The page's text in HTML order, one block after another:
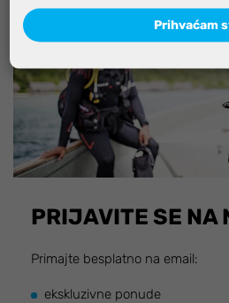
PRIJAVITE SE NA
Primajte besplatno na email:
ekskluzivne ponude
Prihvaćam